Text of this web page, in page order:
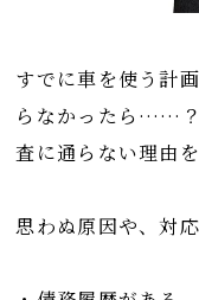
すでに車を使う計
らなかったら……
査に通らない理由
思わぬ原因や、対